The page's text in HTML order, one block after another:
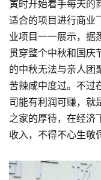
寅时开始着手每天的
适合的项目进行商业
业项目一一展示，据
贯穿整个中秋和国庆
的中秋无法与亲人团
苦辣咸中度过。不过
司能有利润可赚，就
之家的厚待，在经济
收入，不得不心生敬